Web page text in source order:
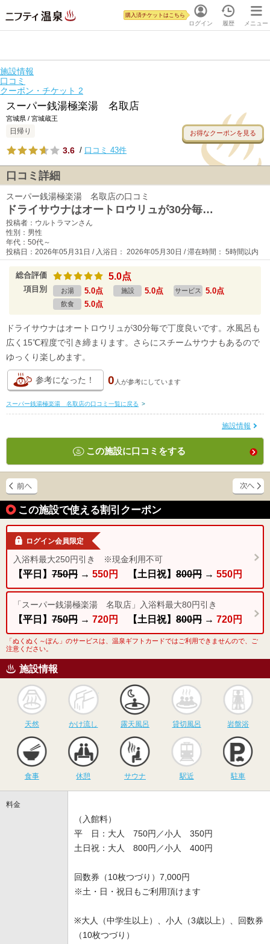
ログイン
購入済チケットはこちら
履歴 メニュー
施設情報
口コミ
クーポン・チケット 2
スーパー銭湯極楽湯 名取店
宮城県 / 宮城蔵王
日帰り お得なクーポンを見る
3.6 / 口コミ 43件
口コミ詳細
スーパー銭湯極楽湯 名取店の口コミ
ドライサウナはオートロウリュが30分毎…
投稿者：ウルトラマンさん
性別：男性
年代：50代～
投稿日：2026年05月31日 / 入浴日： 2026年05月30日 / 滞在時間： 5時間以内
総合評価 5.0点
項目別 お湯 5.0点 施設 5.0点 サービス 5.0点
飲食 5.0点
ドライサウナはオートロウリュが30分毎で丁度良いです。水風呂も
広く15℃程度で引き締まります。さらにスチームサウナもあるので
ゆっくり楽しめます。
参考になった！ 0 人が参考にしています
スーパー銭湯極楽湯 名取店の口コミ一覧に戻る >
施設情報
この施設に口コミをする
この施設で使える割引クーポン
ログイン会員限定
入浴料最大250円引き ※現金利用不可
【平日】 750円 → 550円 【土日祝】 800円 → 550円
「スーパー銭湯極楽湯 名取店」入浴料最大80円引き
【平日】 750円 → 720円 【土日祝】 800円 → 720円
「ぬくぬく～ぽん」のサービスは、温泉ギフトカードではご利用できませんので、ご
注意ください。
施設情報
天然
かけ流し
かけ流し
露天風呂
露天風呂
貸切風呂
貸切風呂 岩盤浴
食事 休憩
サウナ
サウナ 駅近 駐車
料金
（入館料）
平 日：大人 750円／小人 350円
土日祝：大人 800円／小人 400円
回数券（10枚つづり）7,000円
※土・日・祝日もご利用頂けます
※大人（中学生以上）、小人（3歳以上）、回数券
（10枚つづり）